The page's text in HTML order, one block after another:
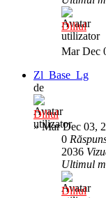
Diliul
Mar Dec
Zl_Base_Lg
de
Diliul
»Mar Dec 03,
0
2036
Ultimul
Diliul